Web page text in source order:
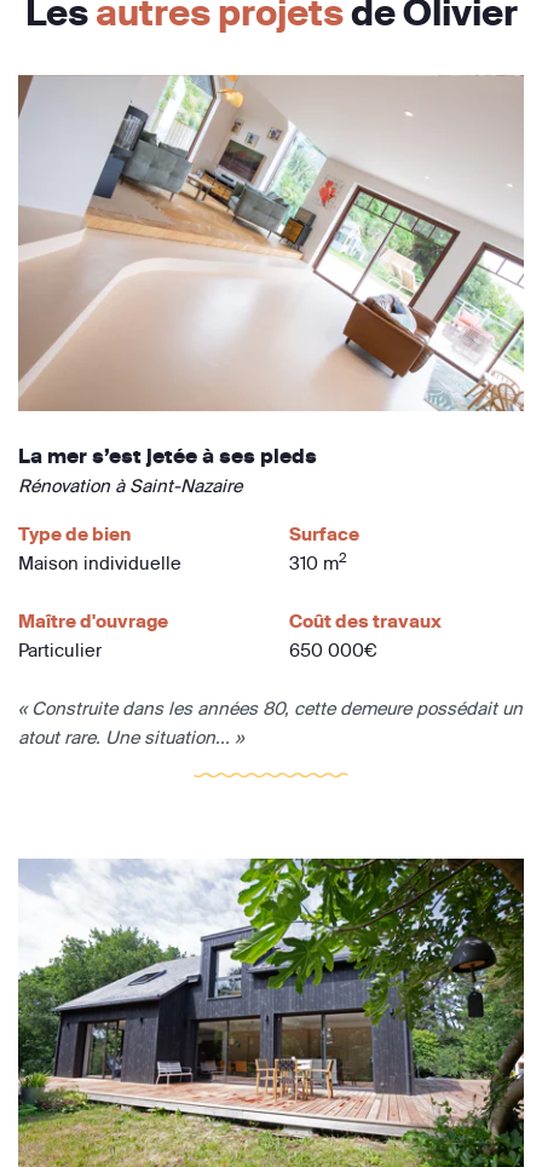
Lesautres projetsde Olivier
La mer s’est jetée à ses pieds
Rénovation à Saint-Nazaire
Type de bien
Maison individuelle
Surface
310 m2
Maître d'ouvrage
Particulier
Coût des travaux
650 000€
« Construite dans les années 80, cette demeure possédait un
atout rare. Une situation... »